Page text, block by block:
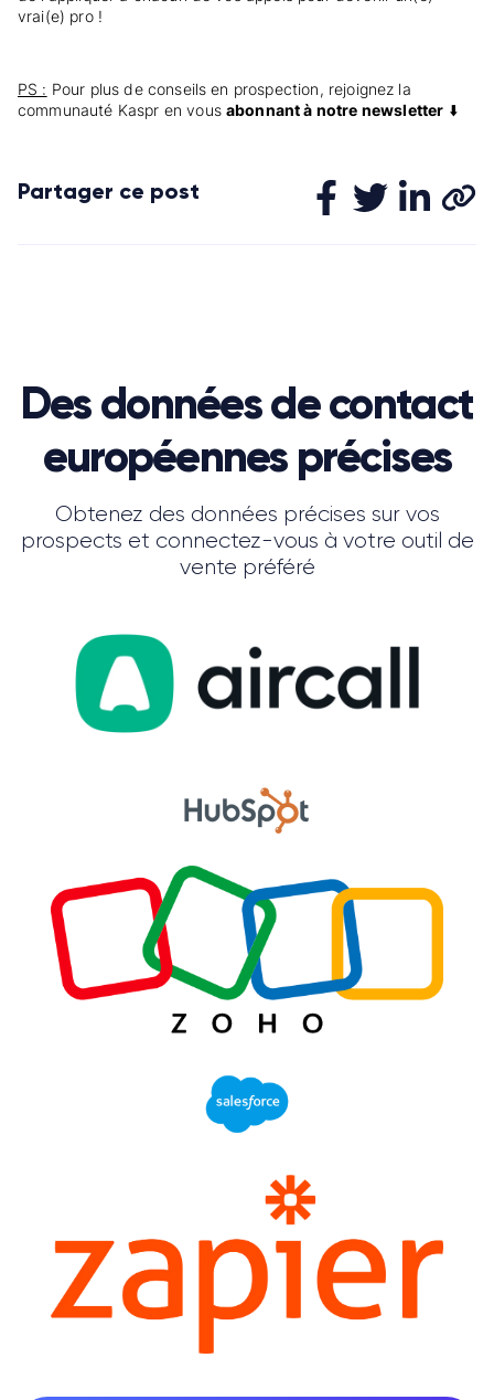
vrai(e) pro !
PS : Pour plus de conseils en prospection, rejoignez la
communauté Kaspr en vousabonnant à notre newsletter ⬇️
Partager ce post
Des données de contact
européennes précises
Obtenez des données précises sur vos
prospects et connectez-vous à votre outil de
vente préféré